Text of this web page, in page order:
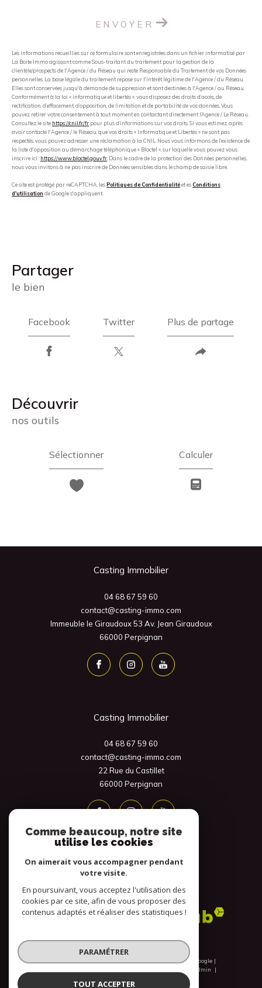
ENVOYER
Les informations recueillies sur ce formulaire sont enregistrées dans un fichier informatisé par
La Boite Immo agissant comme Sous-traitant du traitement pour la gestion de la
clientèle/prospects de l'Agence / du Réseau qui reste Responsable du Traitement de vos Données
personnelles. La base légale du traitement repose sur l'intérêt légitime de l'Agence / du Réseau.
Elles sont conservées jusqu'à demande de suppression et sont destinées à l'Agence / au Réseau.
Conformément à la loi « informatique et libertés », vous disposez des droits d’accès, de
rectification, d’effacement, d’opposition, de limitation et de portabilité de vos données. Vous
pouvez retirer votre consentement à tout moment en contactant directement l’Agence / Le Réseau.
Consultez le site https://cnil.fr/fr pour plus d’informations sur vos droits. Si vous estimez, après
avoir contacté l'Agence / le Réseau, que vos droits « Informatique et Libertés » ne sont pas
respectés, vous pouvez adresser une réclamation à la CNIL. Nous vous informons de l’existence de
la liste d'opposition au démarchage téléphonique « Bloctel », sur laquelle vous pouvez vous
inscrire ici : https://www.bloctel.gouv.fr. Dans le cadre de la protection des Données personnelles,
nous vous invitons à ne pas inscrire de Données sensibles dans le champ de saisie libre.
Ce site est protégé par reCAPTCHA, lesPolitiques de Confidentialitéet esConditions
d'utilisation de Google s'appliquent.
partager
le bien
Facebook Twitter Plus de partage
découvrir
nos outils
Sélectionner Calculer
Casting Immobilier
04 68 67 59 60
contact@casting-immo.com
Immeuble le Giraudoux 53 Av. Jean Giraudoux
66000
Perpignan
Casting Immobilier
04 68 67 59 60
contact@casting-immo.com
22 Rue du Castillet
66000
Perpignan
Adhérents
© 2026 | Tous droits réservés | Traduction powered by Google |
Admin
Comme beaucoup, notre site
utilise les cookies
On aimerait vous accompagner pendant
votre visite.
En poursuivant, vous acceptez l'utilisation des
cookies par ce site, afin de vous proposer des
contenus adaptés et réaliser des statistiques !
PARAMÉTRER
TOUT ACCEPTER